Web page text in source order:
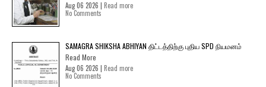
Aug 06 2026 | Read more
No Comments
SAMAGRA SHIKSHA ABHIYAN திட்டத்திற்கு புதிய SPD நியமனம்
Read More
Aug 06 2026 | Read more
No Comments